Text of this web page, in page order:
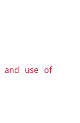
and use of